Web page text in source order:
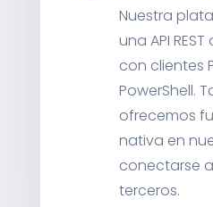
Nuestra
una API
con clientes
PowerShell.
ofrecemos
nativa en
conectarse a
terceros.